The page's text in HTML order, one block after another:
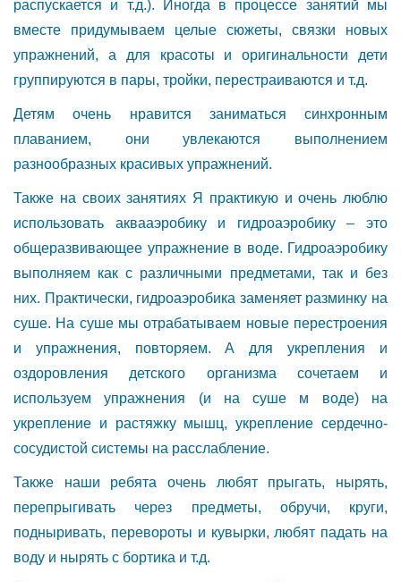
распускается и т.д.). Иногда в процессе занятий мы
вместе придумываем целые сюжеты, связки новых
упражнений, а для красоты и оригинальности дети
группируются в пары, тройки, перестраиваются и т.д.
Детям очень нравится заниматься синхронным
плаванием, они увлекаются выполнением
разнообразных красивых упражнений.
Также на своих занятиях Я практикую и очень люблю
использовать аквааэробику и гидроаэробику – это
общеразвивающее упражнение в воде. Гидроаэробику
выполняем как с различными предметами, так и без
них. Практически, гидроаэробика заменяет разминку на
суше. На суше мы отрабатываем новые перестроения
и упражнения, повторяем. А для укрепления и
оздоровления детского организма сочетаем и
используем упражнения (и на суше м воде) на
укрепление и растяжку мышц, укрепление сердечно-
сосудистой системы на расслабление.
Также наши ребята очень любят прыгать, нырять,
перепрыгивать через предметы, обручи, круги,
подныривать, перевороты и кувырки, любят падать на
воду и нырять с бортика и т.д.